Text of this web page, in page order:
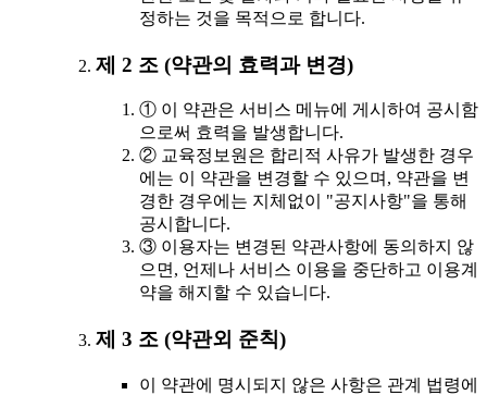
정하는 것을 목적으로 합니다.
제 2 조 (약관의 효력과 변경)
① 이 약관은 서비스 메뉴에 게시하여 공시함
으로써 효력을 발생합니다.
② 교육정보원은 합리적 사유가 발생한 경우
에는 이 약관을 변경할 수 있으며, 약관을 변
경한 경우에는 지체없이 "공지사항"을 통해
공시합니다.
③ 이용자는 변경된 약관사항에 동의하지 않
으면, 언제나 서비스 이용을 중단하고 이용계
약을 해지할 수 있습니다.
제 3 조 (약관외 준칙)
이 약관에 명시되지 않은 사항은 관계 법령에